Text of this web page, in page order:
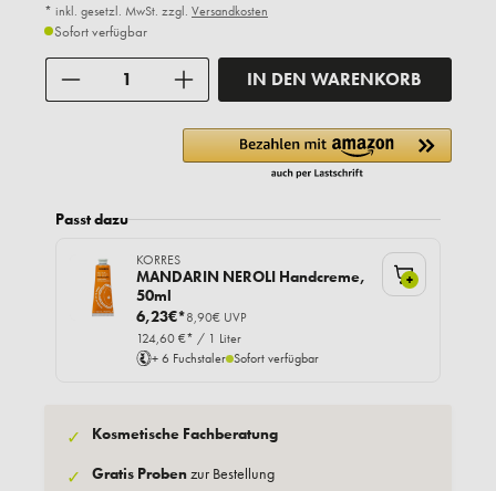
* inkl. gesetzl. MwSt. zzgl. Versandkosten
Sofort verfügbar
IN DEN WARENKORB
Passt dazu
KORRES
MANDARIN NEROLI Handcreme,
50ml
6,23€*8,90€ UVP
124,60 €* / 1 Liter
+ 6 Fuchstaler Sofort verfügbar
+
✓ Kosmetische Fachberatung
✓ Gratis Probenzur Bestellung